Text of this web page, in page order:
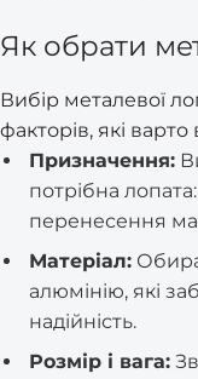
Як обрати
Вибір металевої
факторів, які
Призначення:
потрібна
перенесення
Матеріал:
алюмінію, які
надійність.
Розмір і вага: